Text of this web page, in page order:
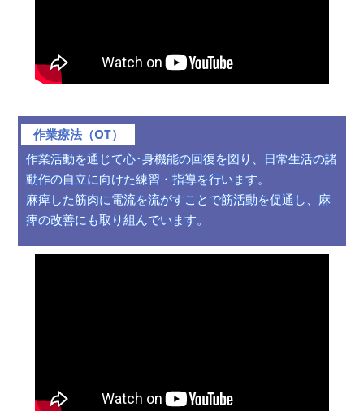
作業療法（OT）
作業活動を通じて心･身機能の回復を図り、日常生活の諸
動作の自立に向けた練習・指導を行います。
麻痺した筋肉に電流を流がすことで筋活動を促通し、麻
痺の改善にも取り組んでいます。